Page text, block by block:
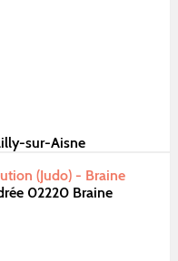
sur-Aisne
(Judo) - Braine
02220 Braine